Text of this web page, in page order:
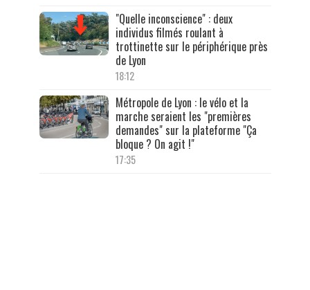
"Quelle inconscience" : deux
individus filmés roulant à
trottinette sur le périphérique près
de Lyon
18:12
Métropole de Lyon : le vélo et la
marche seraient les "premières
demandes" sur la plateforme "Ça
bloque ? On agit !"
17:35